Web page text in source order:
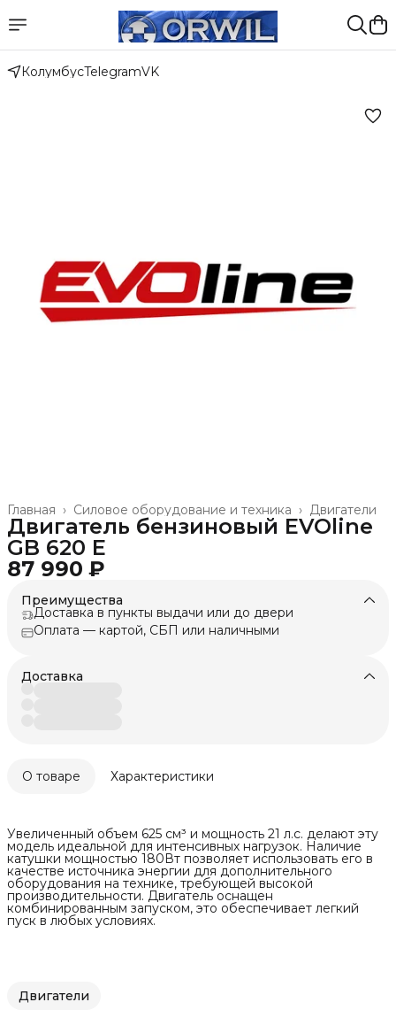
КолумбусTelegramVK
Двигатели
Силовое оборудование и техника ›
Главная ›
Двигатель бензиновый EVOline
GB 620 E
87 990 ₽
Преимущества
Доставка в пункты выдачи или до двери
Оплата — картой, СБП или наличными
Доставка
О товаре Характеристики
Увеличенный объем 625 см³ и мощность 21 л.с. делают эту
модель идеальной для интенсивных нагрузок. Наличие
катушки мощностью 180Вт позволяет использовать его в
качестве источника энергии для дополнительного
оборудования на технике, требующей высокой
производительности. Двигатель оснащен
комбинированным запуском, это обеспечивает легкий
пуск в любых условиях.
Двигатели